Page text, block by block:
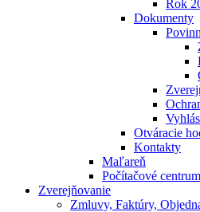
Rok
Dokumenty
Otváracie
Kontakty
Maľareň
Počítačové centrum
Zverejňovanie
Zmluvy, Faktúry,